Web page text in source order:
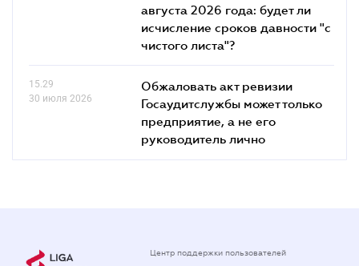
августа 2026 года: будет ли
исчисление сроков давности "с
чистого листа"?
15.29
30 июля 2026
Обжаловать акт ревизии
Госаудитслужбы может только
предприятие, а не его
руководитель лично
Центр поддержки пользователей